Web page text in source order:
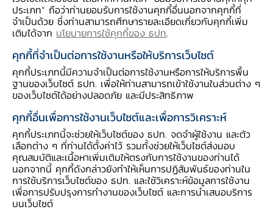
โดยเฉลี่ยจึงปรับตัวเพิ่มขึ้นเร็วเกินระดับ 30% จน
ทำให้ภาระหนี้กลายเป็นปัจจัยฉุดรั้งการบริโภคและ
การฟื้นตัวของเศรษฐกิจมองไปข้างหน้า แม้รายได้
ของครัวเรือนจะมีแนวโน้มทยอยฟื้นตัวตามกิจกรรม
ทางเศรษฐกิจ แต่คาดว่าภาระหนี้ที่สูงจะยังคงเป็น
ปัจจัยฉุดรั้งเศรษฐกิจต่อไป เนื่องจากครัวเรือนจำเป็น
ต้องนำรายได้ที่เพิ่มขึ้นไปชำระหนี้ที่มีอยู่เดิมก่อน
ทำให้ไม่สามารถใช้จ่ายได้อย่างเต็มที่
ประเภท” ถือว่าท่านยอมรับการใช้งานคุกกี้อื่นนอกจากคุกกี้ที่
จำเป็นด้วย ซึ่งท่านสามารถศึกษารายละเอียดเกี่ยวกับคุกกี้เพิ่ม
เติมได้จาก นโยบายการใช้คุกกี้ของ ธปท.
คุกกี้ที่จำเป็นต่อการใช้งานหรือให้บริการเว็บไซต์
คุกกี้ประเภทนี้มีความจำเป็นต่อการใช้งานหรือการให้บริการพื้น
ฐานของเว็บไซต์ ธปท. เพื่อให้ท่านสามารถเข้าใช้งานในส่วนต่าง ๆ
ของเว็บไซต์ได้อย่างปลอดภัย และมีประสิทธิภาพ
คุกกี้อื่นเพื่อการใช้งานเว็บไซต์และเพื่อการวิเคราะห์
คุกกี้ประเภทนี้จะช่วยให้เว็บไซต์ของ ธปท. จดจำผู้ใช้งาน และตัว
เลือกต่าง ๆ ที่ท่านได้ตั้งค่าไว้ รวมทั้งช่วยให้เว็บไซต์ส่งมอบ
คุณสมบัติและเนื้อหาเพิ่มเติมให้ตรงกับการใช้งานของท่านได้
นอกจากนี้ คุกกี้ดังกล่าวยังทำให้เห็นการปฏิสัมพันธ์ของท่านใน
การใช้บริการเว็บไซต์ของ ธปท. และใช้วิเคราะห์ข้อมูลการใช้งาน
เพื่อการปรับปรุงการทำงานของเว็บไซต์ และการนำเสนอบริการ
บนเว็บไซต์